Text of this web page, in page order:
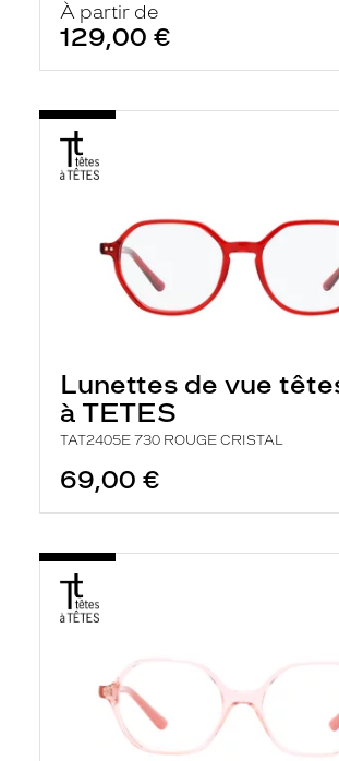
À partir de
129,00 €
Lunettes de vue
à TETES
TAT2405E 730 ROUGE CRISTAL
69,00 €